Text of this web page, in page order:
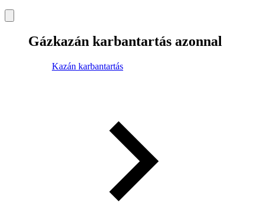
Gázkazán karbantartás azonnal
Kazán karbantartás